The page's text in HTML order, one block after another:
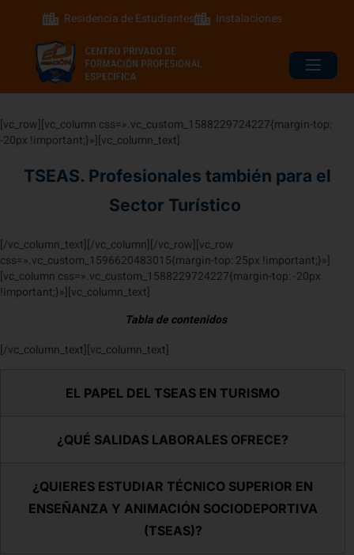
Residencia de Estudiantes Instalaciones
[vc_row][vc_column css=».vc_custom_1588229724227{margin-top:
-20px !important;}»][vc_column_text]
TSEAS. Profesionales también para el
Sector Turístico
[/vc_column_text][/vc_column][/vc_row][vc_row
css=».vc_custom_1596620483015{margin-top: 25px !important;}»]
[vc_column css=».vc_custom_1588229724227{margin-top: -20px
!important;}»][vc_column_text]
Tabla de contenidos
[/vc_column_text][vc_column_text]
EL PAPEL DEL TSEAS EN TURISMO
¿QUÉ SALIDAS LABORALES OFRECE?
¿QUIERES ESTUDIAR TÉCNICO SUPERIOR EN
ENSEÑANZA Y ANIMACIÓN SOCIODEPORTIVA
(TSEAS)?